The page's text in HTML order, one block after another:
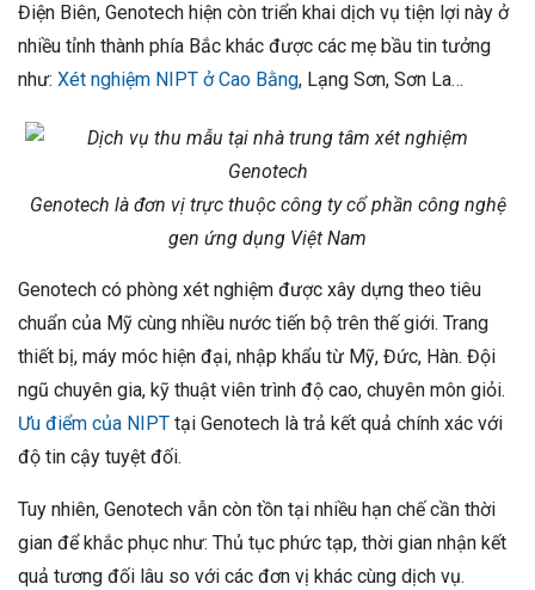
Điện Biên, Genotech hiện còn triển khai dịch vụ tiện lợi này ở
nhiều tỉnh thành phía Bắc khác được các mẹ bầu tin tưởng
như: Xét nghiệm NIPT ở Cao Bằng, Lạng Sơn, Sơn La…
Genotech là đơn vị trực thuộc công ty cổ phần công nghệ
gen ứng dụng Việt Nam
Genotech có phòng xét nghiệm được xây dựng theo tiêu
chuẩn của Mỹ cùng nhiều nước tiến bộ trên thế giới. Trang
thiết bị, máy móc hiện đại, nhập khẩu từ Mỹ, Đức, Hàn. Đội
ngũ chuyên gia, kỹ thuật viên trình độ cao, chuyên môn giỏi.
Ưu điểm của NIPT tại Genotech là trả kết quả chính xác với
độ tin cậy tuyệt đối.
Tuy nhiên, Genotech vẫn còn tồn tại nhiều hạn chế cần thời
gian để khắc phục như: Thủ tục phức tạp, thời gian nhận kết
quả tương đối lâu so với các đơn vị khác cùng dịch vụ.